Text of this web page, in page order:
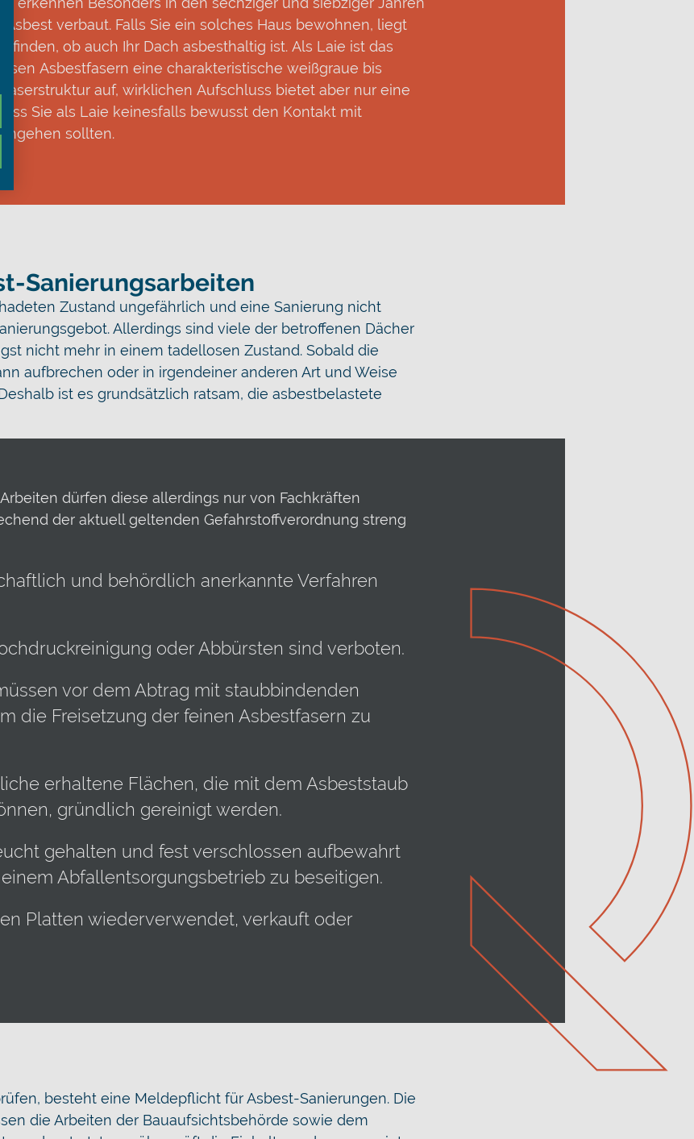
verbaut. Falls Sie ein solches Haus bewohnen, liegt
ob auch Ihr Dach asbesthaltig ist. Als Laie ist das
Asbestfasern eine charakteristische weißgraue bis
auf, wirklichen Aufschluss bietet aber nur eine
Sie als Laie keinesfalls bewusst den Kontakt mit
sollten.
Sanierungsarbeiten
Zustand ungefährlich und eine Sanierung nicht
Allerdings sind viele der betroffenen Dächer
nicht mehr in einem tadellosen Zustand. Sobald die
aufbrechen oder in irgendeiner anderen Art und Weise
ist es grundsätzlich ratsam, die asbestbelastete
dürfen diese allerdings nur von Fachkräften
der aktuell geltenden Gefahrstoffverordnung streng
und behördlich anerkannte Verfahren
oder Abbürsten sind verboten.
vor dem Abtrag mit staubbindenden
die Freisetzung der feinen Asbestfasern zu
erhaltene Flächen, die mit dem Asbeststaub
gründlich gereinigt werden.
gehalten und fest verschlossen aufbewahrt
Abfallentsorgungsbetrieb zu beseitigen.
Platten wiederverwendet, verkauft oder
besteht eine Meldepflicht für Asbest-Sanierungen. Die
die Arbeiten der Bauaufsichtsbehörde sowie dem